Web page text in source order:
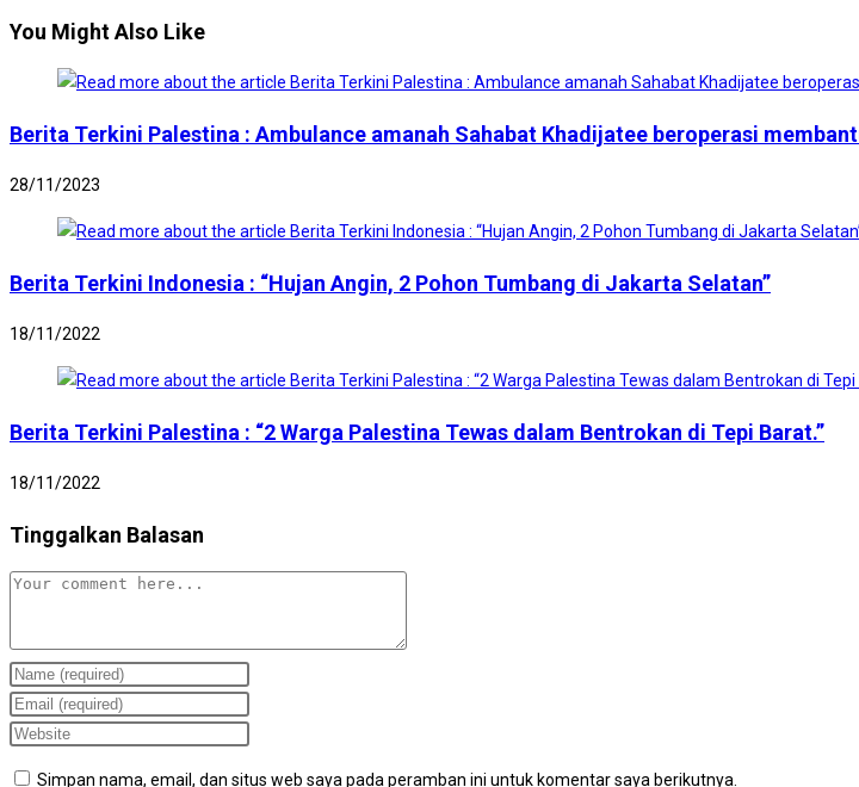
articles
You Might Also Like
Berita Terkini Palestina : Ambulance amanah Sahabat Khadijatee beroperasi
28/11/2023
Berita Terkini Indonesia : “Hujan Angin, 2 Pohon Tumbang di Jakarta Selatan”
18/11/2022
Berita Terkini Palestina : “2 Warga Palestina Tewas dalam Bentrokan di Tepi Barat.”
18/11/2022
Tinggalkan Balasan
Comment
Enter
your
name
Enter
your
Enter
Simpan nama, email, dan situs web saya pada peramban ini untuk komentar saya berikutnya.